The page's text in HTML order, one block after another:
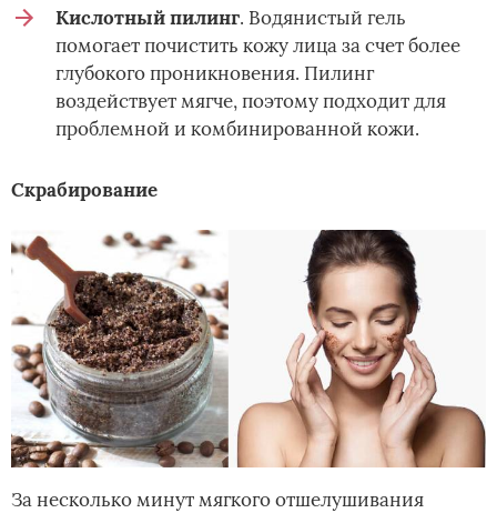
Кислотный пилинг. Водянистый гель
помогает почистить кожу лица за счет более
глубокого проникновения. Пилинг
воздействует мягче, поэтому подходит для
проблемной и комбинированной кожи.
Скрабирование
За несколько минут мягкого отшелушивания